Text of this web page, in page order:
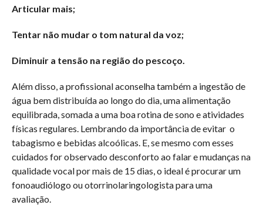
Articular mais;
Tentar não mudar o tom natural da voz;
Diminuir a tensão na região do pescoço.
Além disso, a profissional aconselha também a ingestão de
água bem distribuída ao longo do dia, uma alimentação
equilibrada, somada a uma boa rotina de sono e atividades
físicas regulares. Lembrando da importância de evitar o
tabagismo e bebidas alcoólicas. E, se mesmo com esses
cuidados for observado desconforto ao falar e mudanças na
qualidade vocal por mais de 15 dias, o ideal é procurar um
fonoaudiólogo ou otorrinolaringologista para uma
avaliação.